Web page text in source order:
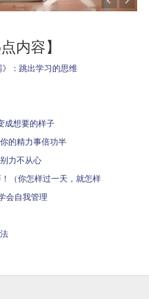
点内容】
》：跳出学习的思维
成想要的样子
的精力事倍功半
力不从心
（你怎样过一天，就怎样
会自我管理